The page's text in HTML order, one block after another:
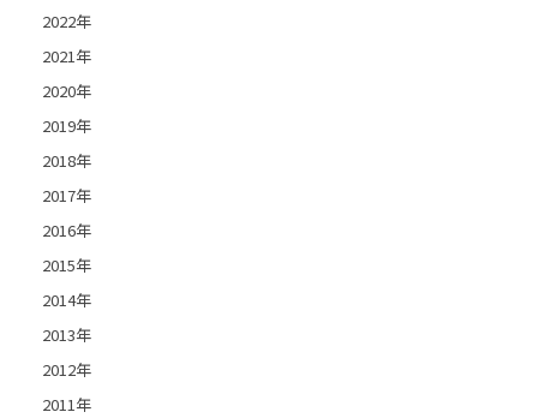
2022年
2021年
2020年
2019年
2018年
2017年
2016年
2015年
2014年
2013年
2012年
2011年